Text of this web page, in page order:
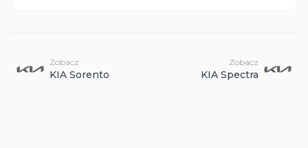
Zobacz
KIA Sorento
Zobacz
KIA Spectra